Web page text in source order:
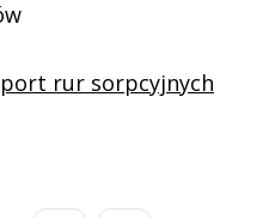
rur sorpcyjnych